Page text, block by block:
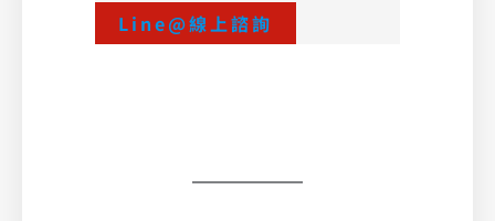
Line@線上諮詢